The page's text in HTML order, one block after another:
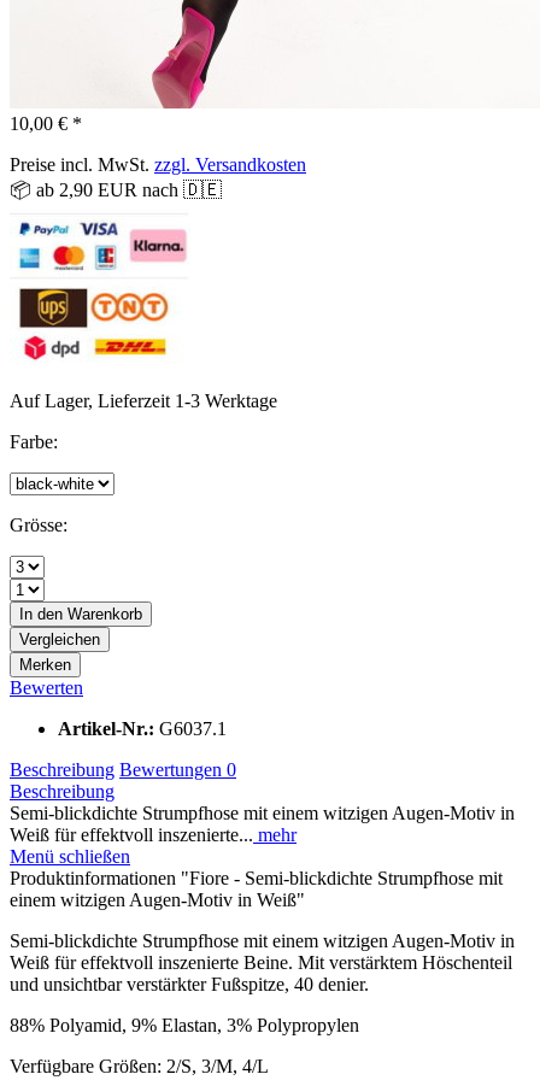
10,00 € *
Preise incl. MwSt. zzgl. Versandkosten
📦 ab 2,90 EUR nach 🇩🇪
Auf Lager, Lieferzeit 1-3 Werktage
Farbe:
Grösse:
In den Warenkorb
Vergleichen
Merken
Bewerten
Artikel-Nr.: G6037.1
Beschreibung Bewertungen 0
Beschreibung
Semi-blickdichte Strumpfhose mit einem witzigen Augen-Motiv in
Weiß für effektvoll inszenierte... mehr
Menü schließen
Produktinformationen "Fiore - Semi-blickdichte Strumpfhose mit
einem witzigen Augen-Motiv in Weiß"
Semi-blickdichte Strumpfhose mit einem witzigen Augen-Motiv in
Weiß für effektvoll inszenierte Beine. Mit verstärktem Höschenteil
und unsichtbar verstärkter Fußspitze, 40 denier.
88% Polyamid, 9% Elastan, 3% Polypropylen
Verfügbare Größen: 2/S, 3/M, 4/L